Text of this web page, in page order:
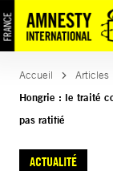
Aller
au
contenu
Accueil Articles
Hongrie : le traité
pas ratifié
ACTUALITÉ